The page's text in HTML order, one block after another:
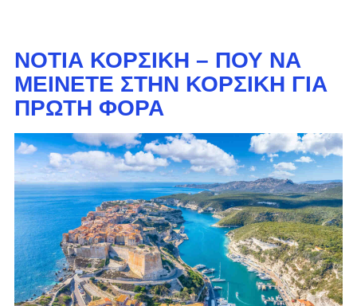
ΝΌΤΙΑ ΚΟΡΣΙΚΉ – ΠΟΎ ΝΑ
ΜΕΊΝΕΤΕ ΣΤΗΝ ΚΟΡΣΙΚΉ ΓΙΑ
ΠΡΏΤΗ ΦΟΡΆ